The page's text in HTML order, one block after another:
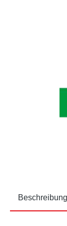
Beschreibung